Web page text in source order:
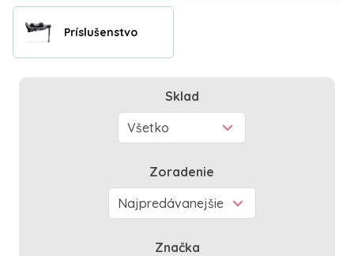
Príslušenstvo
Sklad
Zoradenie
Značka